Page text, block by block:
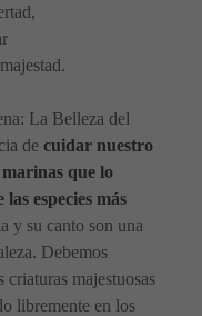
La Belleza del
de cuidar nuestro
que lo
especies más
y su canto son una
Debemos
criaturas majestuosas
libremente en los